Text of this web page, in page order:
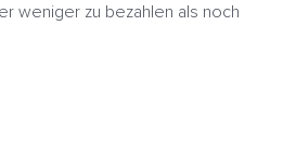
weniger zu bezahlen als noch